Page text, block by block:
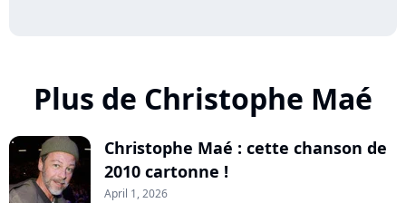
Plus de Christophe Maé
Christophe Maé : cette chanson de
2010 cartonne !
April 1, 2026